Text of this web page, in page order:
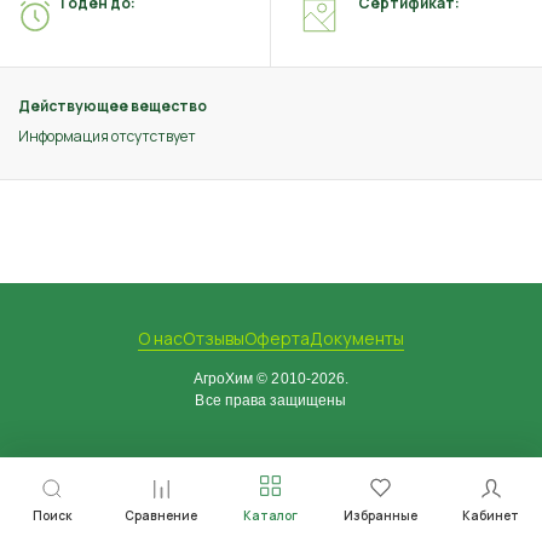
Поиск Сравнение Каталог Избранные Кабинет
Действующее вещество
Информация отсутствует
О насОтзывыОфертаДокументы
АгроХим © 2010-2026.
Все права защищены